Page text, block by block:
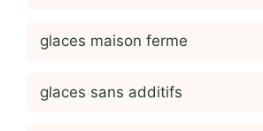
glaces maison ferme
glaces sans additifs